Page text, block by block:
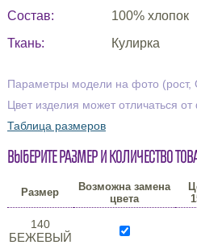
Состав:
100% хлопок
Ткань:
Кулирка
Параметры модели на фото
Цвет изделия может отличаться от
Таблица размеров
Выберите размер и количество
Размер
Возможна замена
цвета
140
БЕЖЕВЫЙ